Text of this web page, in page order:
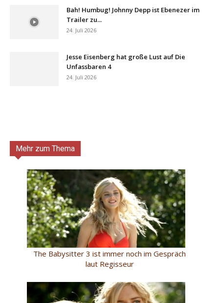
Bah! Humbug! Johnny Depp ist Ebenezer im
Trailer zu...
24. Juli 2026
Jesse Eisenberg hat große Lust auf Die
Unfassbaren 4
24. Juli 2026
Mehr zum Thema
The Babysitter 3 ist immer noch im Gespräch
laut Regisseur